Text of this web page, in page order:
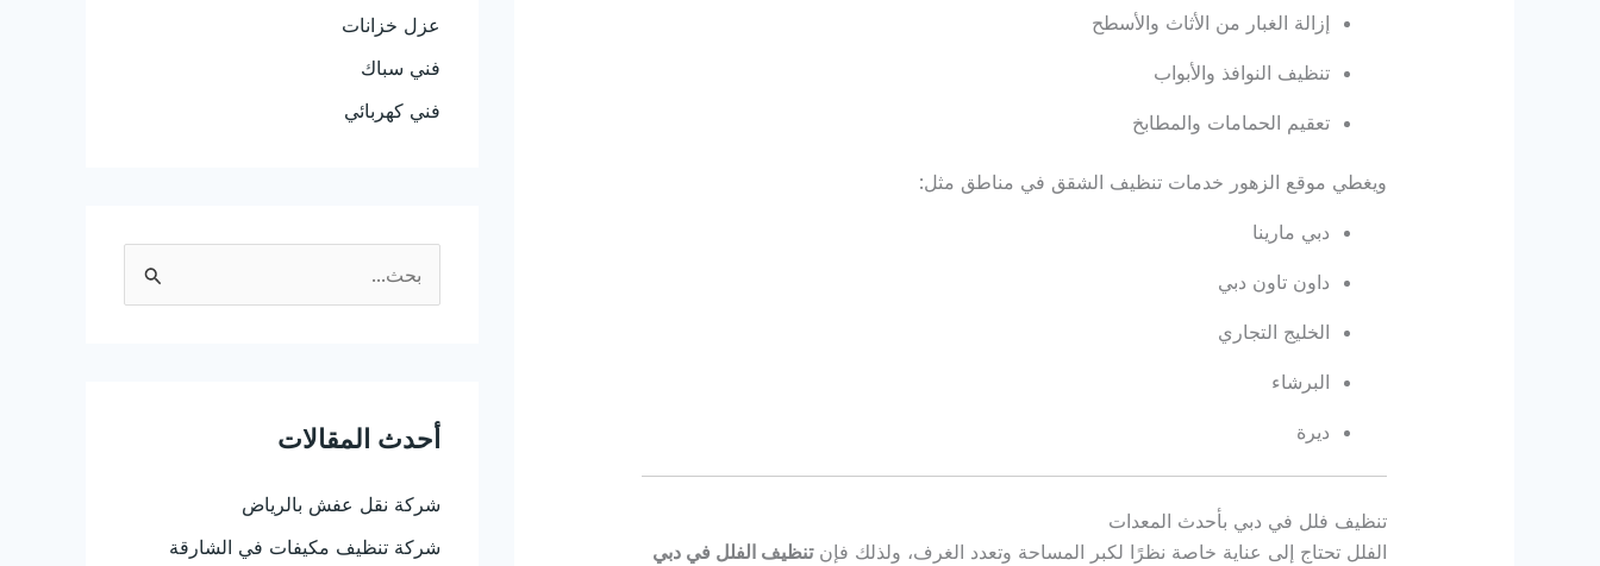
إزالة الغبار من الأثاث والأسطح
تنظيف النوافذ والأبواب
تعقيم الحمامات والمطابخ
ويغطي موقع الزهور خدمات تنظيف الشقق في مناطق مثل:
دبي مارينا
داون تاون دبي
الخليج التجاري
البرشاء
ديرة
تنظيف فلل في دبي بأحدث المعدات
الفلل تحتاج إلى عناية خاصة نظرًا لكبر المساحة وتعدد الغرف، ولذلك فإنتنظيف الفلل في دبي
عزل خزانات
فني سباك
فني كهربائي
ث
ن
:
أحدث المقالات
شركة نقل عفش بالرياض
شركة تنظيف مكيفات في الشارقة